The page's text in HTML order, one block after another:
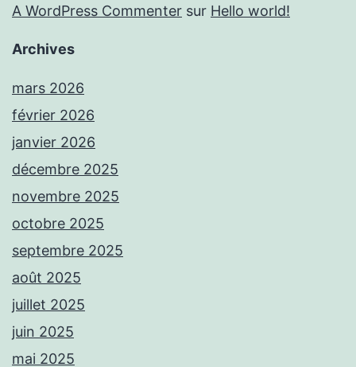
A WordPress Commenter sur Hello world!
Archives
mars 2026
février 2026
janvier 2026
décembre 2025
novembre 2025
octobre 2025
septembre 2025
août 2025
juillet 2025
juin 2025
mai 2025